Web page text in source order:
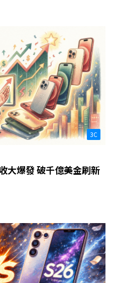
3C
大爆發 破千億美金刷新